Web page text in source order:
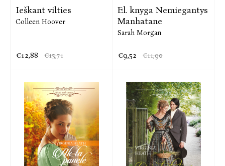
Ieškant vilties
Colleen Hoover
€12,88 €15,71
El. knyga Nemiegantys
Manhatane
Sarah Morgan
€9,52 €11,90